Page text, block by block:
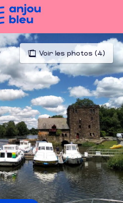
Voir les photos (4)